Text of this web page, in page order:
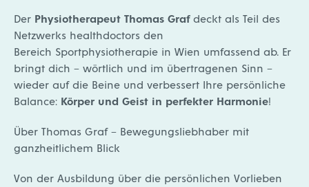
Der Physiotherapeut Thomas Grafdeckt als Teil des
Netzwerks healthdoctors den
Bereich Sportphysiotherapie in Wien umfassend ab. Er
bringt dich – wörtlich und im übertragenen Sinn –
wieder auf die Beine und verbessert Ihre persönliche
Balance: Körper und Geist in perfekter Harmonie!
Über Thomas Graf – Bewegungsliebhaber mit
ganzheitlichem Blick
Von der Ausbildung über die persönlichen Vorlieben